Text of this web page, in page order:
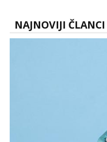
NAJNOVIJI ČLANCI